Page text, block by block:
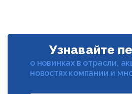
Узнавайте
о новинках в отрасли,
новостях компании и